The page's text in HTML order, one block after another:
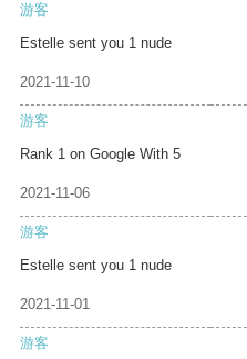
游客
Estelle sent you 1 nude
2021-11-10
游客
Rank 1 on Google With 5
2021-11-06
游客
Estelle sent you 1 nude
2021-11-01
游客